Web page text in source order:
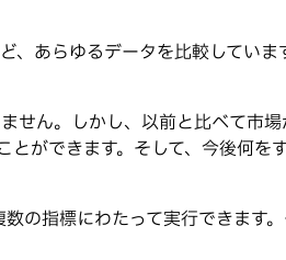
あらゆるデータを比較してい
せん。しかし、以前と比べて市
ができます。そして、今後何を
の指標にわたって実行できます